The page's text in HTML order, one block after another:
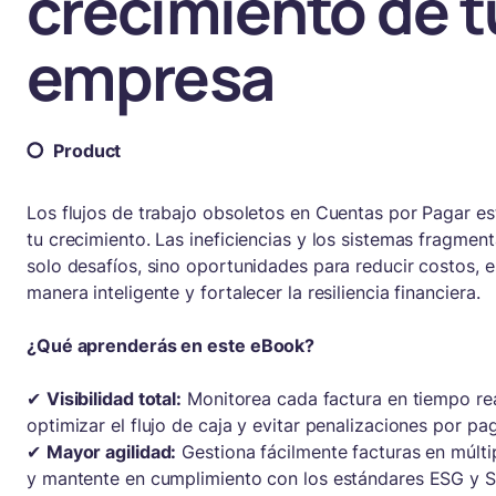
empresa
Product
Los flujos de trabajo obsoletos en Cuentas por Pagar
tu crecimiento. Las ineficiencias y los sistemas
solo desafíos, sino oportunidades para reducir costos,
manera inteligente y fortalecer la resiliencia financiera.
¿Qué aprenderás en este eBook?
✔ Visibilidad total: Monitorea cada factura en tiempo
optimizar el flujo de caja y evitar penalizaciones por
✔ Mayor agilidad: Gestiona fácilmente facturas en
y mantente en cumplimiento con los estándares ESG y